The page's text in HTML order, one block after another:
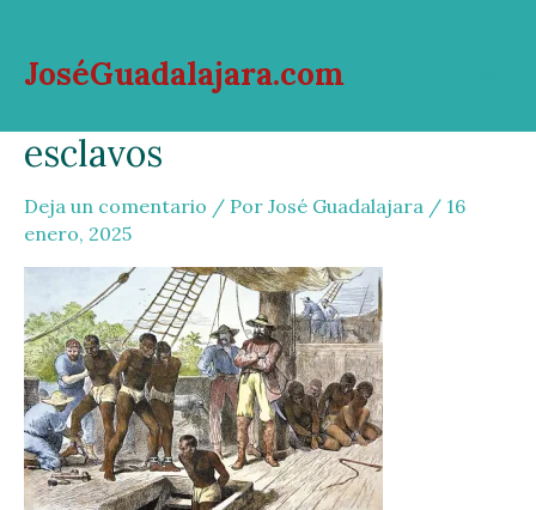
contenido
JoséGuadalajara.com
esclavos
Deja un comentario / Por José Guadalajara / 16
enero, 2025